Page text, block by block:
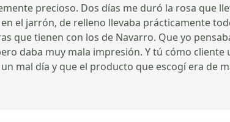
precioso. Dos días me duró la rosa que
el jarrón, de relleno llevaba prácticamente
que tienen con los de Navarro. Que yo
daba muy mala impresión. Y tú cómo
mal día y que el producto que escogí era de